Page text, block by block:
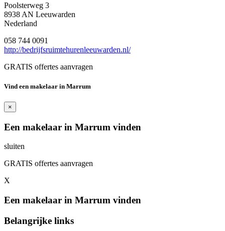
Poolsterweg 3
8938 AN Leeuwarden
Nederland
058 744 0091
http://bedrijfsruimtehurenleeuwarden.nl/
GRATIS offertes aanvragen
Vind een makelaar in Marrum
×
Een makelaar in Marrum vinden
sluiten
GRATIS offertes aanvragen
X
Een makelaar in Marrum vinden
Belangrijke links